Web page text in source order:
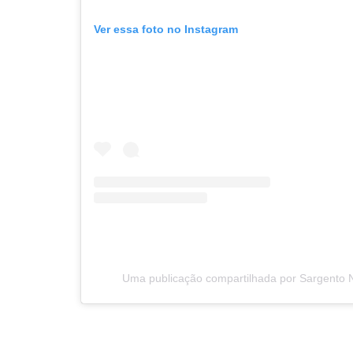
Ver essa foto no Instagram
Uma publicação compartilhada por Sargento